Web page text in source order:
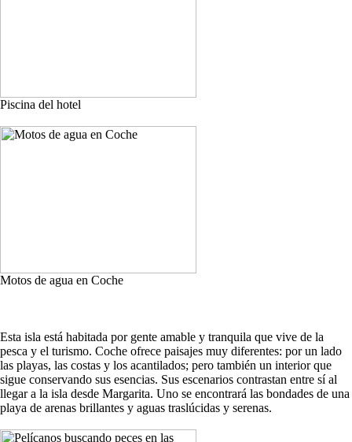
Piscina del hotel
Motos de agua en Coche
Esta isla está habitada por gente amable y tranquila que vive de la
pesca y el turismo. Coche ofrece paisajes muy diferentes: por un lado
las playas, las costas y los acantilados; pero también un interior que
sigue conservando sus esencias. Sus escenarios contrastan entre sí al
llegar a la isla desde Margarita. Uno se encontrará las bondades de una
playa de arenas brillantes y aguas traslúcidas y serenas.